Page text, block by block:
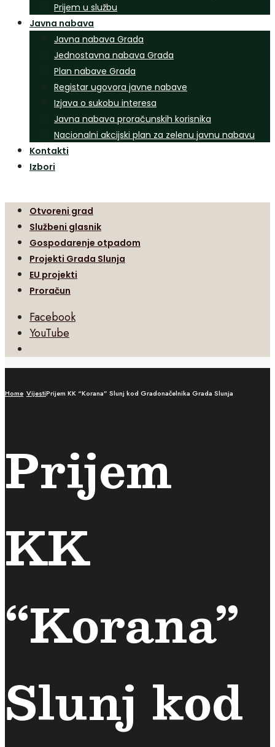
Prijem u službu
Javna nabava
Javna nabava Grada
Jednostavna nabava Grada
Plan nabave Grada
Registar ugovora javne nabave
Izjava o sukobu interesa
Javna nabava proračunskih korisnika
Nacionalni akcijski plan za zelenu javnu nabavu
Kontakti
Izbori
Otvoreni grad
Službeni glasnik
Gospodarenje otpadom
Projekti Grada Slunja
EU projekti
Proračun
Facebook
YouTube
Search
Home VijestiPrijem KK “Korana” Slunj kod Gradonačelnika Grada Slunja
Prijem
KK
“Korana”
Slunj kod